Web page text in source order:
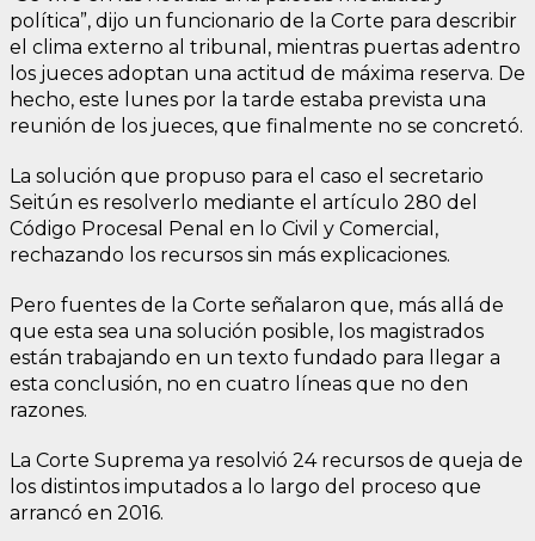
política”, dijo un funcionario de la Corte para describir
el clima externo al tribunal, mientras puertas adentro
los jueces adoptan una actitud de máxima reserva. De
hecho, este lunes por la tarde estaba prevista una
reunión de los jueces, que finalmente no se concretó.
La solución que propuso para el caso el secretario
Seitún es resolverlo mediante el artículo 280 del
Código Procesal Penal en lo Civil y Comercial,
rechazando los recursos sin más explicaciones.
Pero fuentes de la Corte señalaron que, más allá de
que esta sea una solución posible, los magistrados
están trabajando en un texto fundado para llegar a
esta conclusión, no en cuatro líneas que no den
razones.
La Corte Suprema ya resolvió 24 recursos de queja de
los distintos imputados a lo largo del proceso que
arrancó en 2016.